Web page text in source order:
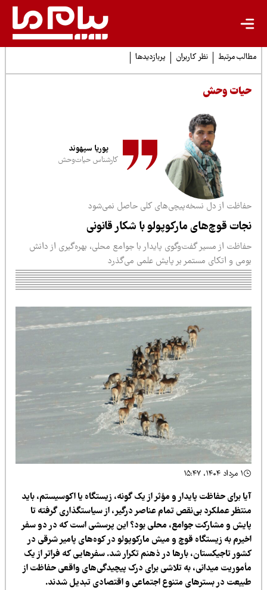
مرتبط نظر کاربران پربازدیدها
وحش
پوریا سپهوند
کارشناس حیات‌وحش
از دل نسخه‌پیچی‌های کلی حاصل نمی‌شود
قوچ‌‌های مارکوپولو با شکار قانونی
از مسیر گفت‌وگوی پایدار با جوامع محلی، بهره‌گیری از دانش
و اتکای مستمر بر پایش علمی می‌گذرد
برای حفاظت پایدار و مؤثر از یک گونه، زیستگاه یا اکوسیستم، باید
عملکرد بی‌نقص تمام عناصر درگیر، از سیاستگذاری گرفته تا
و مشارکت جوامع، محلی بود؟ این پرسشی است که در دو سفر
به زیستگاه قوچ و میش مارکوپولو در کوه‌های پامیر شرقی در
تاجیکستان، بارها در ذهنم تکرار شد. سفرهایی که فراتر از یک
میدانی، به تلاشی برای درک پیچیدگی‌های واقعی حفاظت از
در بسترهای متنوع اجتماعی و اقتصادی تبدیل شدند.